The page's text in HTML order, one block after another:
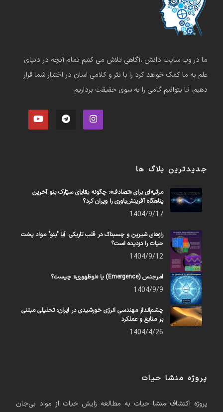
ما در وب سایت دانش ،آگاهی تلاش می کنیم تمام آنچه در دنیای
علم به ما کمک خواهد کرد را با نثر و کلامی آسان در اختیار شما قرار
دهیم، تا بتوانیم گامی را به سوی حقیقت برداریم
جدیدترین بلاگ ها
مرثیه‌ای برای «تصادف»: چگونه بقایای سیّارک بنو آخرین
پناهگاه آفرینش‌باوری را ویران کرد؟
1404/9/17
رازهای شیرین و چسبناک در قلب تاریکی: آیا "بنو" مواد پخت
حیات را دزدیده است؟
1404/9/12
امرجنس (Emergence) یا «نوظهوری» چیست؟
1404/9/9
چشم‌انداز مهندسی انرژی خورشیدی در ایران: تحلیلی مبتنی
بر منابع و عملکرد
1404/4/26
پروژه منشا حیات
پروژه اکتشاف منشا حیات به مطالعه زایش حیات از مواد بی‌جان